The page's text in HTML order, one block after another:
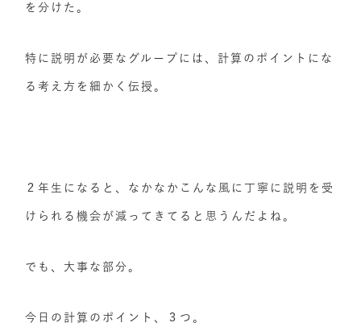
を分けた。
特に説明が必要なグループには、計算のポイントにな
る考え方を細かく伝授。
２年生になると、なかなかこんな風に丁寧に説明を受
けられる機会が減ってきてると思うんだよね。
でも、大事な部分。
今日の計算のポイント、３つ。